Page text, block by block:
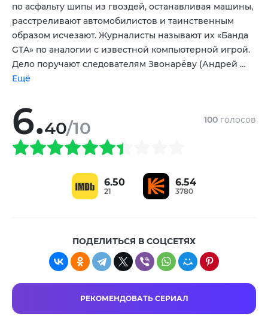
по асфальту шипы из гвоздей, останавливая машины,
расстреливают автомобилистов и таинственным
образом исчезают. Журналисты называют их «Банда
GTA» по аналогии с известной компьютерной игрой.
Дело поручают следователям Звонарёву (Андрей …
Ещё
6.40/10 100 голосов
6.50
21
6.54
3780
ПОДЕЛИТЬСЯ В СОЦСЕТЯХ
РЕКОМЕНДОВАТЬ СЕРИАЛ